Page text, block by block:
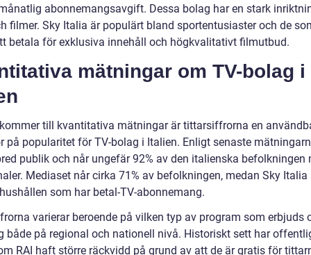
abonnemangsavgift. Dessa bolag har en stark
filmer. Sky Italia är populärt bland sportentusiaster och de
betala för exklusiva innehåll och högkvalitativt filmutbud.
mätningar om TV-bolag i
till kvantitativa mätningar är tittarsiffrorna en
på popularitet för TV-bolag i Italien. Enligt senaste
publik och når ungefär 92% av den italienska befolkningen
Mediaset når cirka 71% av befolkningen, medan Sky Italia
som har betal-TV-abonnemang.
varierar beroende på vilken typ av program som erbjuds
både på regional och nationell nivå. Historiskt sett har
RAI haft större räckvidd på grund av att de är gratis för